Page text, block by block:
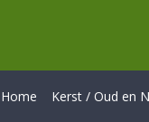
Home Kerst / Oud en